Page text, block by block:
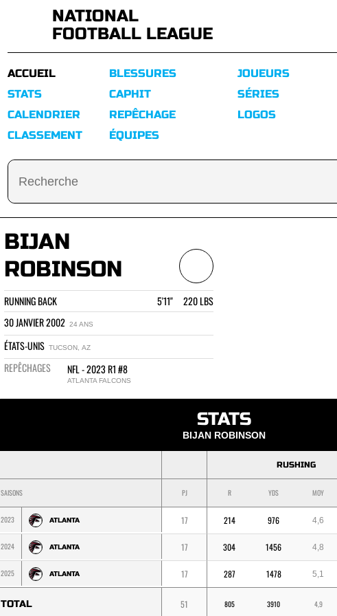
NATIONAL
FOOTBALL LEAGUE
ACCUEIL
STATS
CALENDRIER
CLASSEMENT
BLESSURES
CAPHIT
REPÊCHAGE
ÉQUIPES
JOUEURS
SÉRIES
LOGOS
BIJAN
ROBINSON
RUNNING BACK
5'11" 220 LBS
30 JANVIER 2002 24 ANS
ÉTATS-UNIS TUCSON, AZ
REPÊCHAGES NFL - 2023 R1 #8
ATLANTA FALCONS
STATS
BIJAN ROBINSON
RUSHING
SAISONS PJ R YDS MOY
2023 ATLANTA 17 214 976 4,6
2024 ATLANTA 17 304 1456 4,8
2025 ATLANTA 17 287 1478 5,1
TOTAL 51 805 3910 4,9